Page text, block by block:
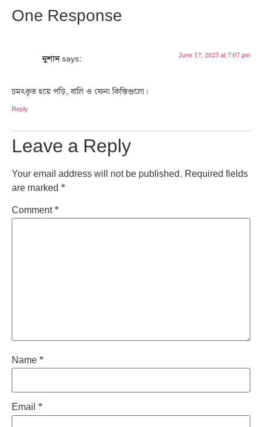
One Response
নুশানsays: June 17, 2023 at 7:07 pm
চমৎকৃত হয়ে পড়ি, বালি ও ফেনা কিস্তিগুলো।
Reply
Leave a Reply
Your email address will not be published. Required fields
are marked *
Comment*
Name *
Email *